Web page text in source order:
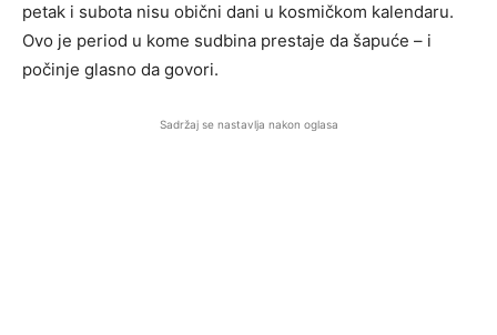
petak i subota nisu obični dani u kosmičkom kalendaru.
Ovo je period u kome sudbina prestaje da šapuće – i
počinje glasno da govori.
Sadržaj se nastavlja nakon oglasa